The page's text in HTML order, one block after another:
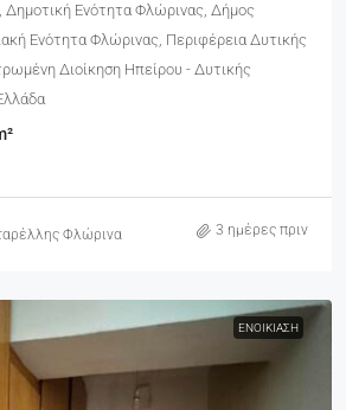
Δημοτική Ενότητα Φλώρινας, Δήμος
Ενότητα Φλώρινας, Περιφέρεια Δυτικής
Διοίκηση Ηπείρου - Δυτικής
Φλώρινα 3 ημέρες πριν
ΕΝΟΙΚΊΑΣΗ